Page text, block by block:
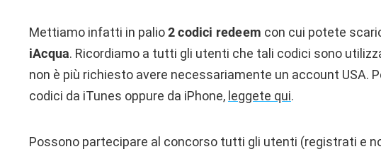
Mettiamo infatti in palio2 codici redeem con cui potete
iAcqua. Ricordiamo a tutti gli utenti che tali codici sono
non è più richiesto avere necessariamente un account USA.
codici da iTunes oppure da iPhone, leggete qui.
Possono partecipare al concorso tutti gli utenti (registrati e